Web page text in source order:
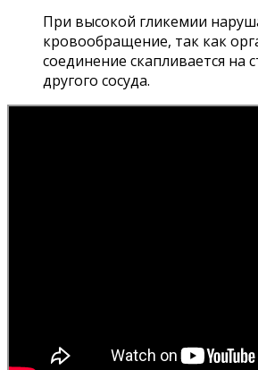
При высокой гликемии
кровообращение, так как
соединение скапливается на
другого сосуда.